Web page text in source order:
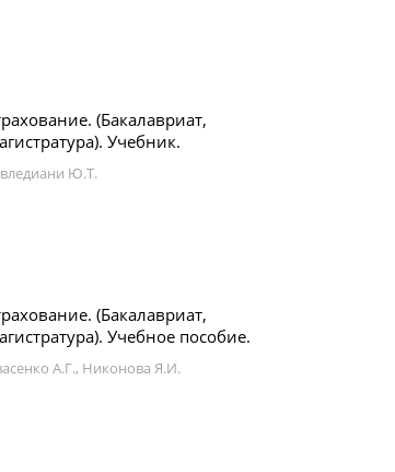
(Бакалавриат,
Учебник.
Ю.Т.
(Бакалавриат,
Учебное пособие.
А.Г., Никонова Я.И.